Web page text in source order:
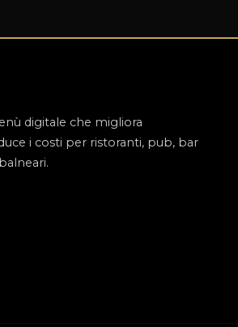
digitale che migliora
i costi per ristoranti, pub, bar